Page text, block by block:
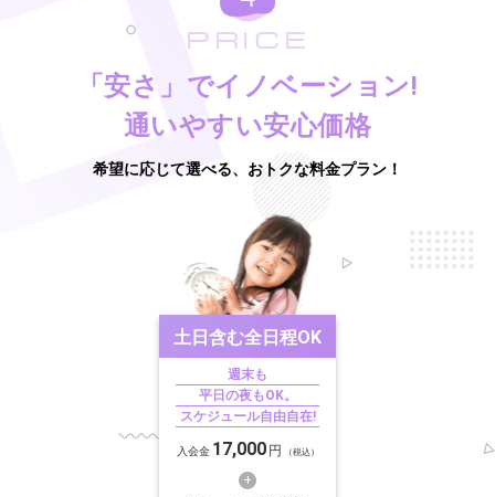
PRICE
「安さ」でイノベーション!
通いやすい安心価格
希望に応じて選べる、おトクな料金プラン！
土日含む全日程OK
週末も
平日の夜もOK。
スケジュール自由自在!
入会金 17,000 円 （税込）